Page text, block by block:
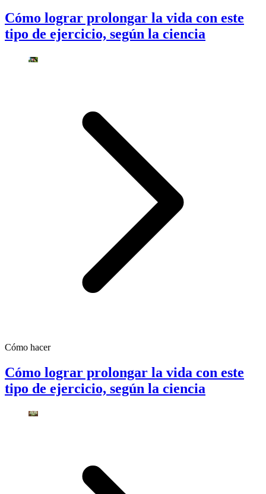
Cómo lograr prolongar la vida con este
tipo de ejercicio, según la ciencia
Cómo hacer
Cómo lograr prolongar la vida con este
tipo de ejercicio, según la ciencia